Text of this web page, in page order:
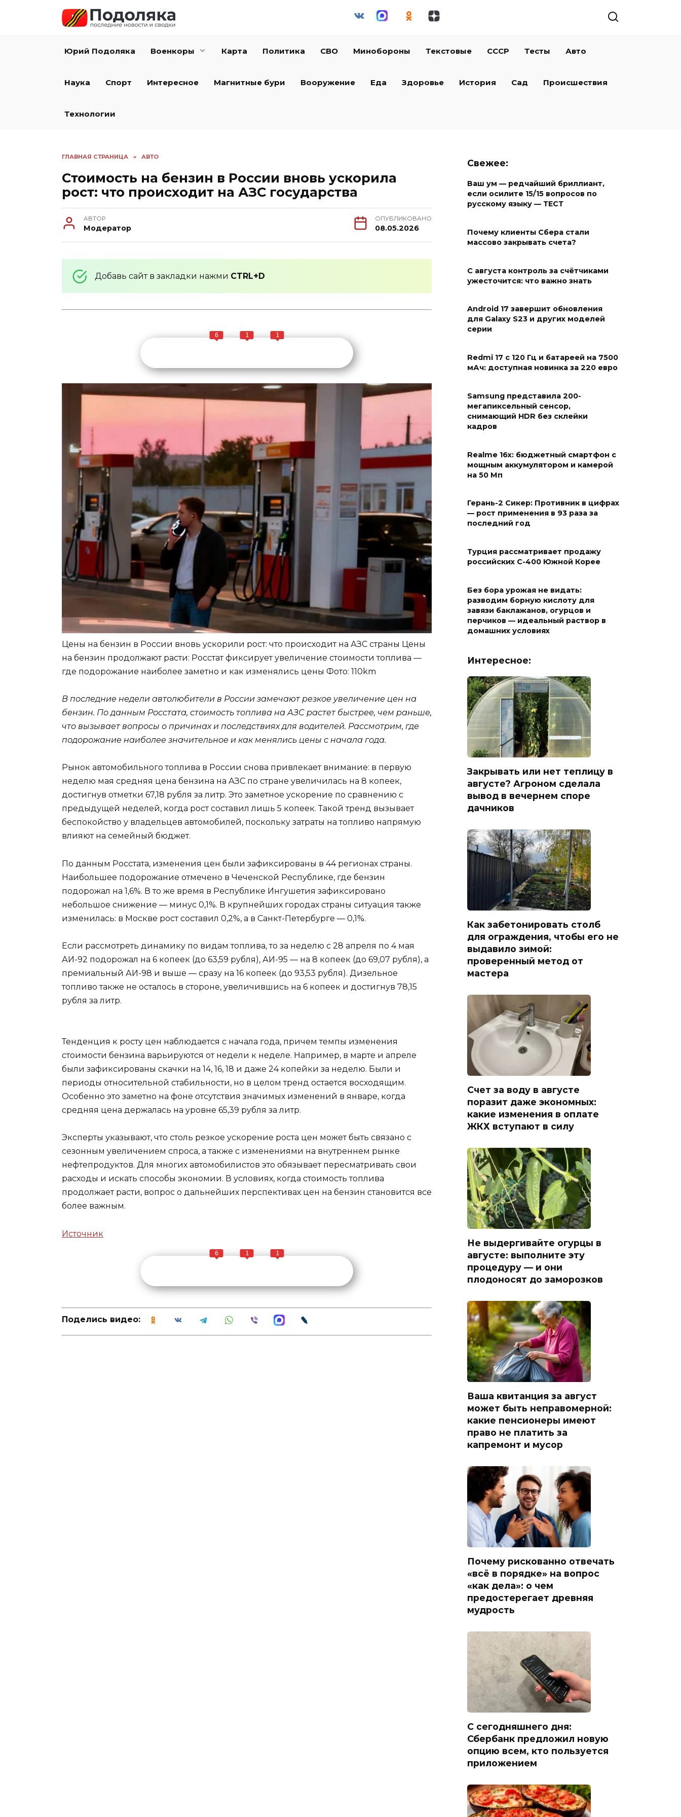
Юрий Подоляка Военкоры Карта Политика СВО Минобороны Текстовые СССР Тесты Авто
Наука Спорт Интересное Магнитные бури Вооружение Еда Здоровье История Сад Происшествия
Технологии
ГЛАВНАЯ СТРАНИЦА » АВТО
Стоимость на бензин в России вновь ускорила
рост: что происходит на АЗС государства
АВТОР
Модератор
ОПУБЛИКОВАНО
08.05.2026
Добавь сайт в закладки нажми CTRL+D
6 1 1
Цены на бензин в России вновь ускорили рост: что происходит на АЗС страны Цены
на бензин продолжают расти: Росстат фиксирует увеличение стоимости топлива —
где подорожание наиболее заметно и как изменялись цены Фото: 110km
В последние недели автолюбители в России замечают резкое увеличение цен на
бензин. По данным Росстата, стоимость топлива на АЗС растет быстрее, чем раньше,
что вызывает вопросы о причинах и последствиях для водителей. Рассмотрим, где
подорожание наиболее значительное и как менялись цены с начала года.
Рынок автомобильного топлива в России снова привлекает внимание: в первую
неделю мая средняя цена бензина на АЗС по стране увеличилась на 8 копеек,
достигнув отметки 67,18 рубля за литр. Это заметное ускорение по сравнению с
предыдущей неделей, когда рост составил лишь 5 копеек. Такой тренд вызывает
беспокойство у владельцев автомобилей, поскольку затраты на топливо напрямую
влияют на семейный бюджет.
По данным Росстата, изменения цен были зафиксированы в 44 регионах страны.
Наибольшее подорожание отмечено в Чеченской Республике, где бензин
подорожал на 1,6%. В то же время в Республике Ингушетия зафиксировано
небольшое снижение — минус 0,1%. В крупнейших городах страны ситуация также
изменилась: в Москве рост составил 0,2%, а в Санкт-Петербурге — 0,1%.
Если рассмотреть динамику по видам топлива, то за неделю с 28 апреля по 4 мая
АИ-92 подорожал на 6 копеек (до 63,59 рубля), АИ-95 — на 8 копеек (до 69,07 рубля), а
премиальный АИ-98 и выше — сразу на 16 копеек (до 93,53 рубля). Дизельное
топливо также не осталось в стороне, увеличившись на 6 копеек и достигнув 78,15
рубля за литр.
Тенденция к росту цен наблюдается с начала года, причем темпы изменения
стоимости бензина варьируются от недели к неделе. Например, в марте и апреле
были зафиксированы скачки на 14, 16, 18 и даже 24 копейки за неделю. Были и
периоды относительной стабильности, но в целом тренд остается восходящим.
Особенно это заметно на фоне отсутствия значимых изменений в январе, когда
средняя цена держалась на уровне 65,39 рубля за литр.
Эксперты указывают, что столь резкое ускорение роста цен может быть связано с
сезонным увеличением спроса, а также с изменениями на внутреннем рынке
нефтепродуктов. Для многих автомобилистов это обязывает пересматривать свои
расходы и искать способы экономии. В условиях, когда стоимость топлива
продолжает расти, вопрос о дальнейших перспективах цен на бензин становится все
более важным.
Источник
6 1 1
Поделись видео:
Свежее:
Ваш ум — редчайший бриллиант,
если осилите 15/15 вопросов по
русскому языку — ТЕСТ
Почему клиенты Сбера стали
массово закрывать счета?
С августа контроль за счётчиками
ужесточится: что важно знать
Android 17 завершит обновления
для Galaxy S23 и других моделей
серии
Redmi 17 с 120 Гц и батареей на 7500
мАч: доступная новинка за 220 евро
Samsung представила 200-
мегапиксельный сенсор,
снимающий HDR без склейки
кадров
Realme 16x: бюджетный смартфон с
мощным аккумулятором и камерой
на 50 Мп
Герань-2 Сикер: Противник в цифрах
— рост применения в 93 раза за
последний год
Турция рассматривает продажу
российских С-400 Южной Корее
Без бора урожая не видать:
разводим борную кислоту для
завязи баклажанов, огурцов и
перчиков — идеальный раствор в
домашних условиях
Интересное:
Закрывать или нет теплицу в
августе? Агроном сделала
вывод в вечернем споре
дачников
Как забетонировать столб
для ограждения, чтобы его не
выдавило зимой:
проверенный метод от
мастера
Счет за воду в августе
поразит даже экономных:
какие изменения в оплате
ЖКХ вступают в силу
Не выдергивайте огурцы в
августе: выполните эту
процедуру — и они
плодоносят до заморозков
Ваша квитанция за август
может быть неправомерной:
какие пенсионеры имеют
право не платить за
капремонт и мусор
Почему рискованно отвечать
«всё в порядке» на вопрос
«как дела»: о чем
предостерегает древняя
мудрость
С сегодняшнего дня:
Сбербанк предложил новую
опцию всем, кто пользуется
приложением